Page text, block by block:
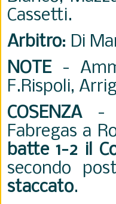
Cassetti.
Arbitro: Di
NOTE -
F.Rispoli,
COSENZA-
Fabregas a
batte 1-2 il
secondo
staccato.